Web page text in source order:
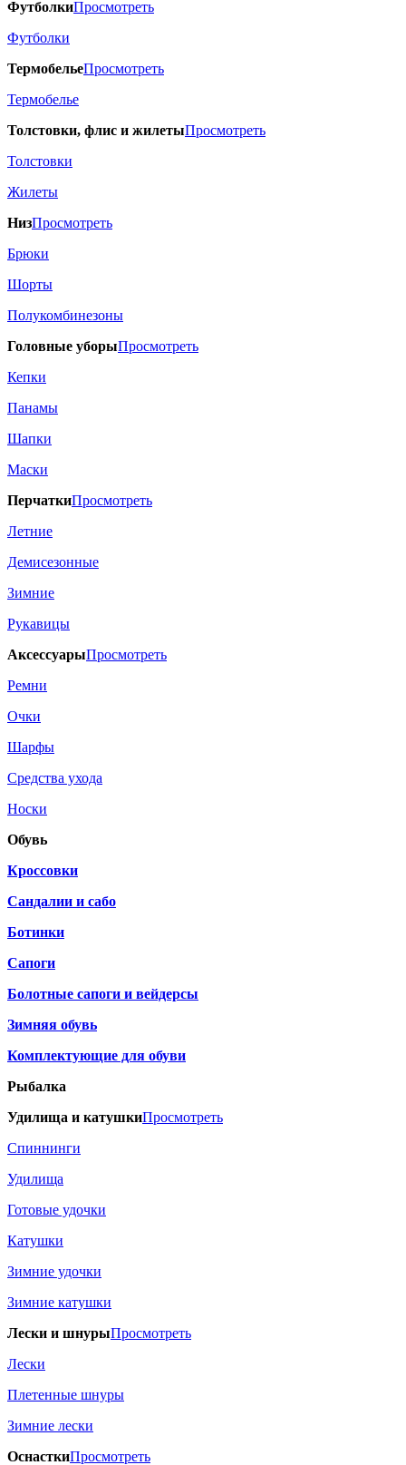
ФутболкиПросмотреть
Футболки
ТермобельеПросмотреть
Термобелье
Толстовки, флис и жилетыПросмотреть
Толстовки
Жилеты
НизПросмотреть
Брюки
Шорты
Полукомбинезоны
Головные уборыПросмотреть
Кепки
Панамы
Шапки
Маски
ПерчаткиПросмотреть
Летние
Демисезонные
Зимние
Рукавицы
АксессуарыПросмотреть
Ремни
Очки
Шарфы
Средства ухода
Носки
Обувь
Кроссовки
Сандалии и сабо
Ботинки
Сапоги
Болотные сапоги и вейдерсы
Зимняя обувь
Комплектующие для обуви
Рыбалка
Удилища и катушкиПросмотреть
Спиннинги
Удилища
Готовые удочки
Катушки
Зимние удочки
Зимние катушки
Лески и шнурыПросмотреть
Лески
Плетенные шнуры
Зимние лески
ОснасткиПросмотреть